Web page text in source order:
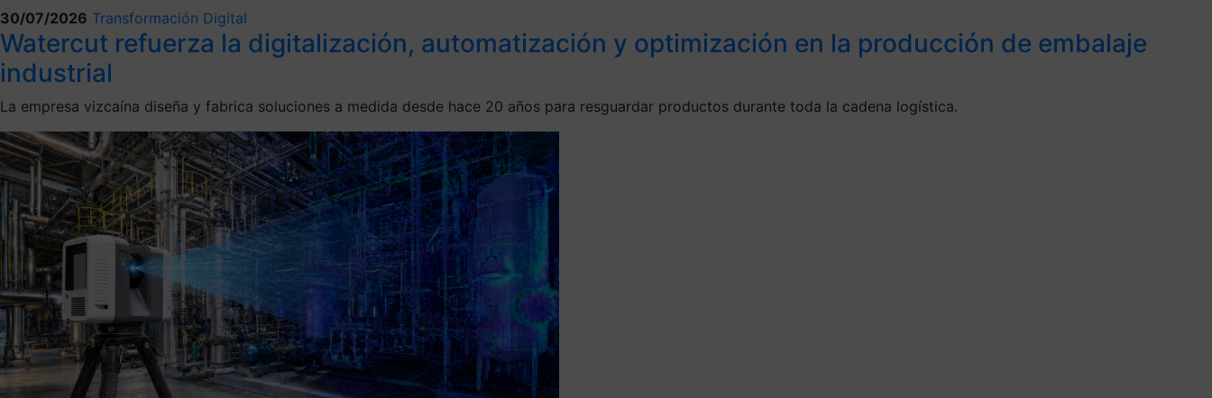
30/07/2026 Transformación Digital
Watercut refuerza la digitalización, automatización y optimización en la producción de embalaje
industrial
La empresa vizcaína diseña y fabrica soluciones a medida desde hace 20 años para resguardar productos durante toda la cadena logística.